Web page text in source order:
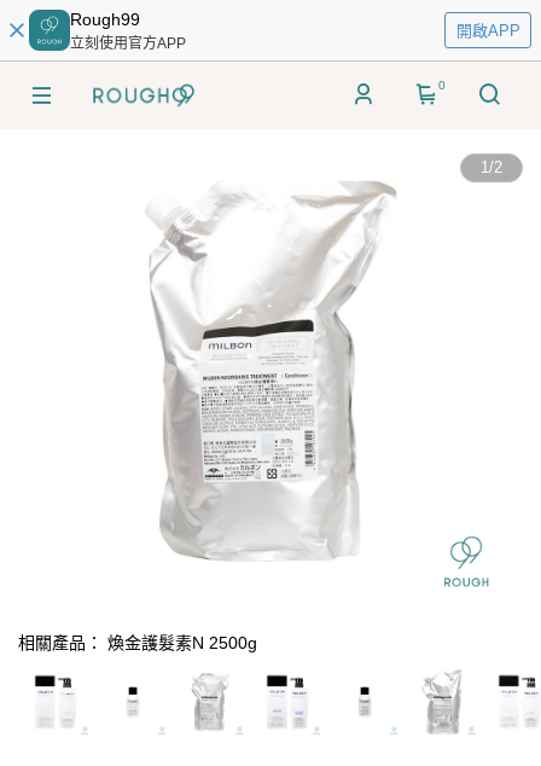
Rough99
立刻使用官方APP
開啟APP
0
1/2
相關產品： 煥金護髮素N 2500g